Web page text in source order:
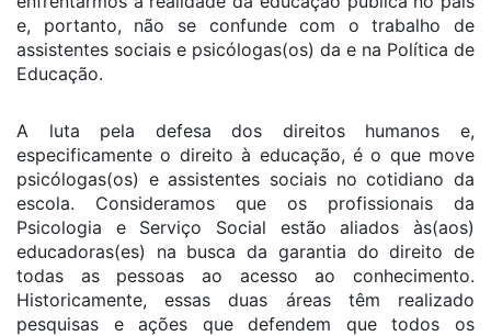
e, portanto, não se confunde com o trabalho de
assistentes sociais e psicólogas(os) da e na Política de
Educação.
A luta pela defesa dos direitos humanos e,
especificamente o direito à educação, é o que move
psicólogas(os) e assistentes sociais no cotidiano da
escola. Consideramos que os profissionais da
Psicologia e Serviço Social estão aliados às(aos)
educadoras(es) na busca da garantia do direito de
todas as pessoas ao acesso ao conhecimento.
Historicamente, essas duas áreas têm realizado
pesquisas e ações que defendem que todos os